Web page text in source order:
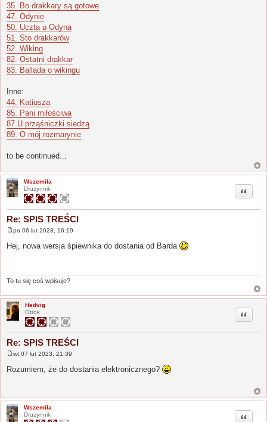
35. Bo drakkary są gotowe
47. Odynie
50. Uczta u Odyna
51. Sto drakkarów
52. Wiking
82. Ostatni drakkar
83. Ballada o wikingu
Inne:
44. Katiusza
85. Pani miłościwa
87.U prząśniczki siedzą
89. O mój rozmarynie
to be continued...
Wszemila
Drużynnik
Re: SPIS TREŚCI
Cytuj
P
o
s
pn 06 lut 2023, 16:19
Hej, nowa wersja śpiewnika do dostania od Barda
To tu się coś wpisuje?
Hedvig
Otrok
Re: SPIS TREŚCI
Cytuj
o
s
wt 07 lut 2023, 21:39
Rozumiem, że do dostania elektronicznego?
Wszemila
Drużynnik
Cytuj